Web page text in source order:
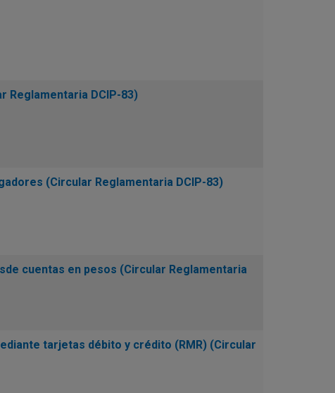
Reglamentaria DCIP-83)
(Circular Reglamentaria DCIP-83)
cuentas en pesos (Circular Reglamentaria
tarjetas débito y crédito (RMR) (Circular